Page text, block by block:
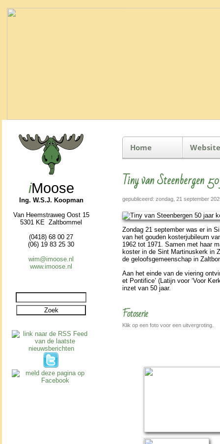
iMoose
Ing. W.S.J. Koopman
Van Heemstraweg Oost 15
5301 KE Zaltbommel
(0418) 68 00 27
(06) 19 83 25 30
wim@imoose.nl
www.imoose.nl
Home
Tiny van Steenbergen
gepubliceerd: zondag, 21 september
Zondag 21 sep­tem­ber was er in
van het gou­den koster­jubi­leum
1962 tot 1971. Samen met haar
koster in de Sint Martinus­kerk in
de geloofs­ge­meen­schap in
Aan het einde van de vie­ring
et Pontifice’ (Latijn voor ‘Voor
inzet van 50 jaar.
Fotoserie
Klik op een foto voor een uitvergroting.